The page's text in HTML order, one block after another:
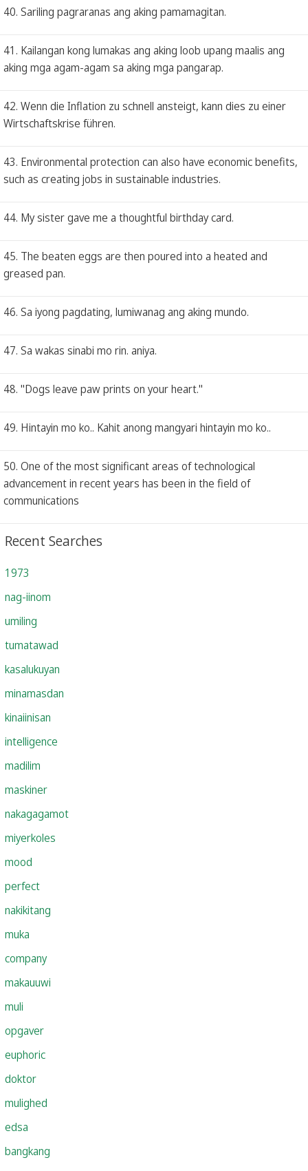
40. Sariling pagraranas ang aking pamamagitan.
41. Kailangan kong lumakas ang aking loob upang maalis ang
aking mga agam-agam sa aking mga pangarap.
42. Wenn die Inflation zu schnell ansteigt, kann dies zu einer
Wirtschaftskrise führen.
43. Environmental protection can also have economic benefits,
such as creating jobs in sustainable industries.
44. My sister gave me a thoughtful birthday card.
45. The beaten eggs are then poured into a heated and
greased pan.
46. Sa iyong pagdating, lumiwanag ang aking mundo.
47. Sa wakas sinabi mo rin. aniya.
48. "Dogs leave paw prints on your heart."
49. Hintayin mo ko.. Kahit anong mangyari hintayin mo ko..
50. One of the most significant areas of technological
advancement in recent years has been in the field of
communications
Recent Searches
1973
nag-iinom
umiling
tumatawad
kasalukuyan
minamasdan
kinaiinisan
intelligence
madilim
maskiner
nakagagamot
miyerkoles
mood
perfect
nakikitang
muka
company
makauuwi
muli
opgaver
euphoric
doktor
mulighed
edsa
bangkang